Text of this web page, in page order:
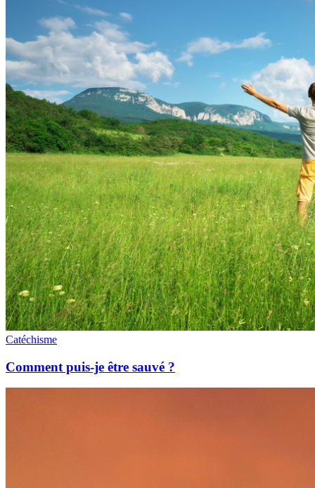
Catéchisme
Comment puis-je être sauvé ?